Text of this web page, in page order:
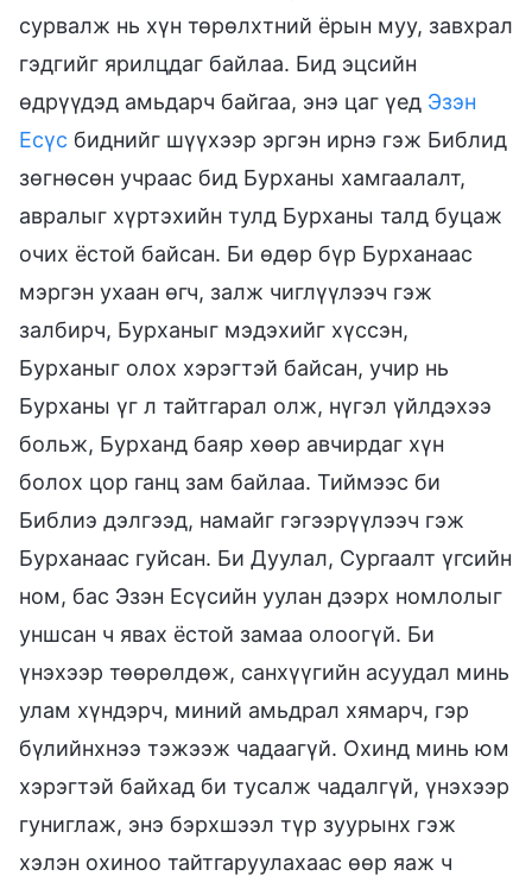
сурвалж нь хүн төрөлхтний ёрын муу, завхрал
гэдгийг ярилцдаг байлаа. Бид эцсийн
өдрүүдэд амьдарч байгаа, энэ цаг үед Эзэн
Есүс биднийг шүүхээр эргэн ирнэ гэж Библид
зөгнөсөн учраас бид Бурханы хамгаалалт,
авралыг хүртэхийн тулд Бурханы талд буцаж
очих ёстой байсан. Би өдөр бүр Бурханаас
мэргэн ухаан өгч, залж чиглүүлээч гэж
залбирч, Бурханыг мэдэхийг хүссэн,
Бурханыг олох хэрэгтэй байсан, учир нь
Бурханы үг л тайтгарал олж, нүгэл үйлдэхээ
больж, Бурханд баяр хөөр авчирдаг хүн
болох цор ганц зам байлаа. Тиймээс би
Библиэ дэлгээд, намайг гэгээрүүлээч гэж
Бурханаас гуйсан. Би Дуулал, Сургаалт үгсийн
ном, бас Эзэн Есүсийн уулан дээрх номлолыг
уншсан ч явах ёстой замаа олоогүй. Би
үнэхээр төөрөлдөж, санхүүгийн асуудал минь
улам хүндэрч, миний амьдрал хямарч, гэр
бүлийнхнээ тэжээж чадаагүй. Охинд минь юм
хэрэгтэй байхад би тусалж чадалгүй, үнэхээр
гуниглаж, энэ бэрхшээл түр зуурынх гэж
хэлэн охиноо тайтгаруулахаас өөр яаж ч